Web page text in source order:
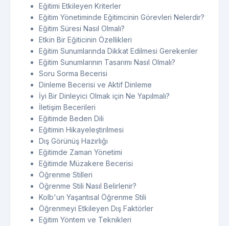
Eğitimi Etkileyen Kriterler
Eğitim Yönetiminde Eğitimcinin Görevleri Nelerdir?
Eğitim Süresi Nasıl Olmalı?
Etkin Bir Eğiticinin Özellikleri
Eğitim Sunumlarında Dikkat Edilmesi Gerekenler
Eğitim Sunumlarının Tasarımı Nasıl Olmalı?
Soru Sorma Becerisi
Dinleme Becerisi ve Aktif Dinleme
İyi Bir Dinleyici Olmak için Ne Yapılmalı?
İletişim Becerileri
Eğitimde Beden Dili
Eğitimin Hikayeleştirilmesi
Dış Görünüş Hazırlığı
Eğitimde Zaman Yönetimi
Eğitimde Müzakere Becerisi
Öğrenme Stilleri
Öğrenme Stili Nasıl Belirlenir?
Kolb'un Yaşantısal Öğrenme Stili
Öğrenmeyi Etkileyen Dış Faktörler
Eğitim Yöntem ve Teknikleri